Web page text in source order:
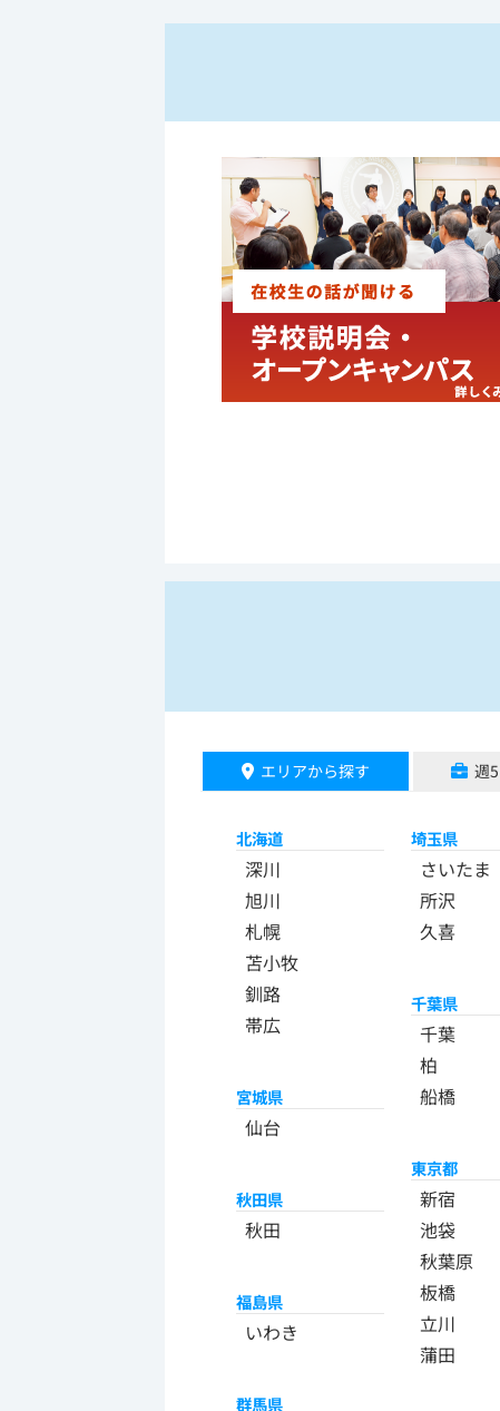
エリアから探す 週
北海道
深川
旭川
札幌
苫小牧
釧路
帯広
宮城県
仙台
秋田県
秋田
福島県
いわき
群馬県
埼玉県
さいたま
所沢
久喜
千葉県
千葉
柏
船橋
東京都
新宿
池袋
秋葉原
板橋
立川
蒲田